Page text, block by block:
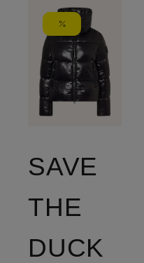
SAVE
THE
DUCK